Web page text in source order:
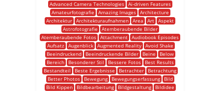
Advanced Camera Technologies
Ai-driven Features
Amateurfotografie
Amazing Images
Architecture
Architektur Architekturaufnahmen Area Art Aspekt
Astrofotografie
Atemberaubende Bilder
Atemberaubende Fotos Attachment Audiobook Episodes
Aufsatz
Augenblick Augmented Reality
Avoid Shake
Beeindruckend
Beeindruckende Bilder Beine
Below
Bereich
Besonderer Stil Bessere Fotos
Best Results
Bestandteil
Beste Ergebnisse Betrachter
Betrachtung
Better Photos
Bewegung Bewegungserfassung
Bild
Bild Kippen
Bildbearbeitung Bildgestaltung
Bildidee